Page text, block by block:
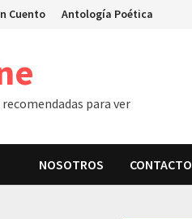
Cuento Antología Poética
para ver
NOSOTROS CONTACTO